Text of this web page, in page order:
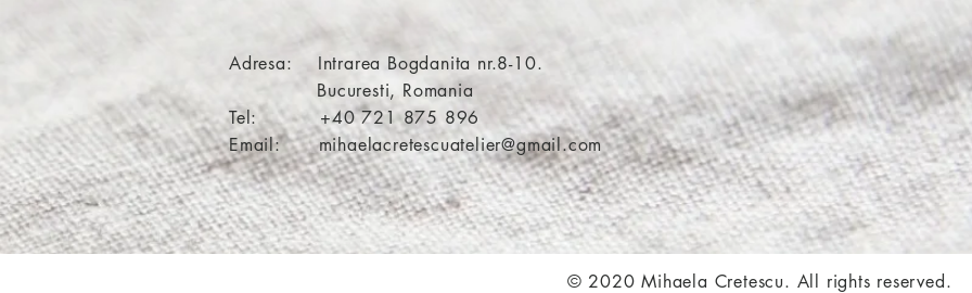
Adresa: Intrarea Bogdanita nr.8-10.
Bucuresti, Romania
Tel: +40 721 875 896
Email:mihaelacretescuatelier@gmail.com
© 2020 Mihaela Cretescu. All rights reserved.